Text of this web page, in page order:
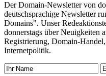
Der Domain-Newsletter von
deutschsprachige Newsletter
Domains". Unser
donnerstags über Neuigkeiten
Registrierung, Domain-
Internetpolitik.